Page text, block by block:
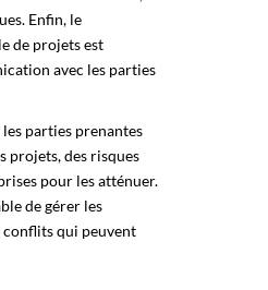
Enfin, le
de projets est
avec les parties
parties prenantes
projets, des risques
pour les atténuer.
de gérer les
conflits qui peuvent